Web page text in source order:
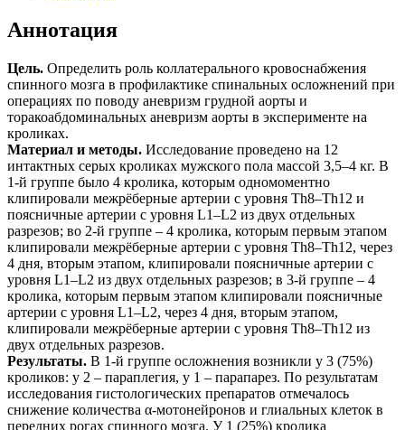
Аннотация
Цель. Определить роль коллатерального кровоснабжения
спинного мозга в профилактике спинальных осложнений при
операциях по поводу аневризм грудной аорты и
торакоабдоминальных аневризм аорты в эксперименте на
кроликах.
Материал и методы. Исследование проведено на 12
интактных серых кроликах мужского пола массой 3,5–4 кг. В
1-й группе было 4 кролика, которым одномоментно
клипировали межрёберные артерии с уровня Тh8–Тh12 и
поясничные артерии с уровня L1–L2 из двух отдельных
разрезов; во 2-й группе – 4 кролика, которым первым этапом
клипировали межрёберные артерии с уровня Тh8–Тh12, через
4 дня, вторым этапом, клипировали поясничные артерии с
уровня L1–L2 из двух отдельных разрезов; в 3-й группе – 4
кролика, которым первым этапом клипировали поясничные
артерии с уровня L1–L2, через 4 дня, вторым этапом,
клипировали межрёберные артерии с уровня Тh8–Тh12 из
двух отдельных разрезов.
Результаты. В 1-й группе осложнения возникли у 3 (75%)
кроликов: у 2 – параплегия, у 1 – парапарез. По результатам
исследования гистологических препаратов отмечалось
снижение количества α-мотонейронов и глиальных клеток в
передних рогах спинного мозга. У 1 (25%) кролика